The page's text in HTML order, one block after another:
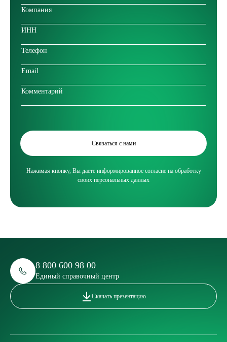
Связаться с нами
Нажимая кнопку, Вы даете информированное согласие на обработку
своих персональных данных
8 800 600 98 00
Единый справочный центр
Скачать презентацию